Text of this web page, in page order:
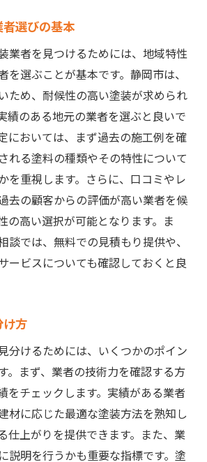
選びの基本
業者を見つけるためには、地域特性
を選ぶことが基本です。静岡市は、
ため、耐候性の高い塗装が求められ
績のある地元の業者を選ぶと良いで
においては、まず過去の施工例を確
れる塗料の種類やその特性について
を重視します。さらに、口コミやレ
去の顧客からの評価が高い業者を候
の高い選択が可能となります。ま
談では、無料での見積もり提供や、
ービスについても確認しておくと良
け方
分けるためには、いくつかのポイン
。まず、業者の技術力を確認する方
をチェックします。実績がある業者
材に応じた最適な塗装方法を熟知し
仕上がりを提供できます。また、業
説明を行うかも重要な指標です。塗